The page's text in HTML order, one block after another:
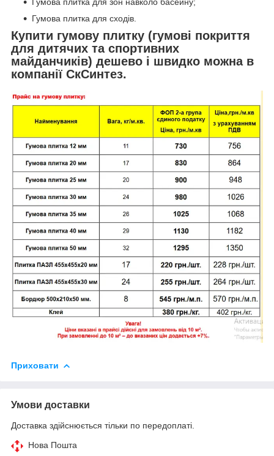
Гумова плитка для зон навколо басейну;
Гумова плитка для сходів.
Купити гумову плитку (гумові покриття
для дитячих та спортивних
майданчиків) дешево і швидко можна в
компанії СкСинтез.
Приховати
Умови доставки
Доставка здійснюється тільки по передоплаті.
Нова Пошта